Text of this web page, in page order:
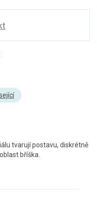
tvarují postavu, diskrétně
bříška.